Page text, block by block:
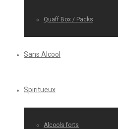
Quaff Box / Packs
Sans Alcool
Spiritueux
Alcools forts